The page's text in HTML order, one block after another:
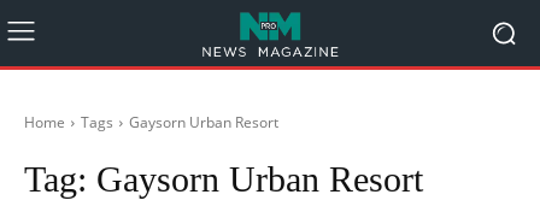
Home Tags Gaysorn Urban Resort
Tag: Gaysorn Urban Resort